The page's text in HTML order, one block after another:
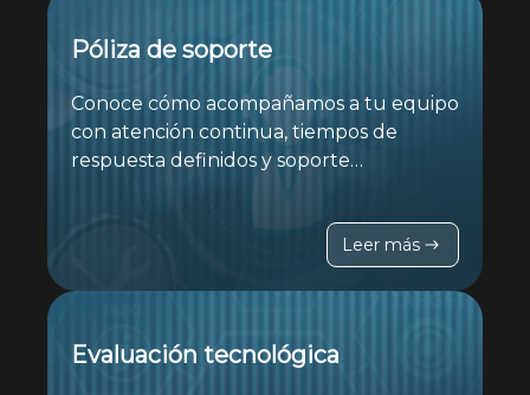
Póliza de soporte
Conoce cómo acompañamos a tu equipo
con atención continua, tiempos de
respuesta definidos y soporte
infraestructura operando sin
Leer más
Evaluación tecnológica